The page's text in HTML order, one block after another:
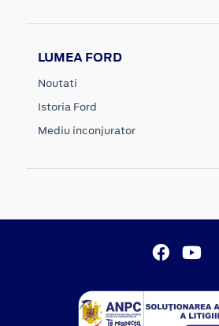
LUMEA FORD
Noutati
Istoria Ford
Mediu inconjurator